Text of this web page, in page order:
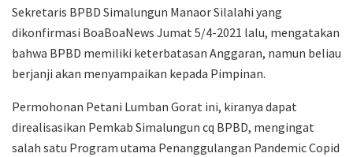
Sekretaris BPBD Simalungun Manaor Silalahi yang
dikonfirmasi BoaBoaNews Jumat 5/4-2021 lalu, mengatakan
bahwa BPBD memiliki keterbatasan Anggaran, namun beliau
berjanji akan menyampaikan kepada Pimpinan.
Permohonan Petani Lumban Gorat ini, kiranya dapat
direalisasikan Pemkab Simalungun cq BPBD, mengingat
salah satu Program utama Penanggulangan Pandemic Copid